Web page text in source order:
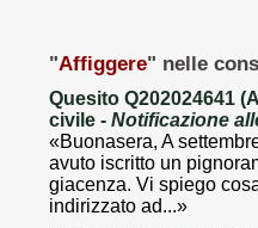
"Affiggere" nelle
Quesito Q202024641
civile - Notificazione
«Buonasera, A
avuto iscritto un
giacenza. Vi spiego
indirizzato ad...»